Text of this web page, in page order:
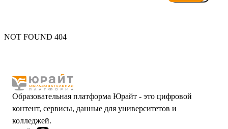
NOT FOUND 404
Образовательная платформа Юрайт - это цифровой
контент, сервисы, данные для университетов и
колледжей.